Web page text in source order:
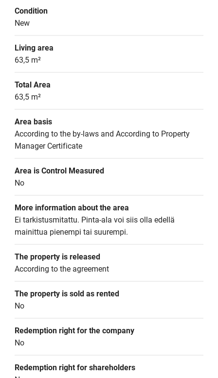
Condition
New
Living area
63,5 m²
Total Area
63,5 m²
Area basis
According to the by-laws and According to Property
Manager Certificate
Area is Control Measured
No
More information about the area
Ei tarkistusmitattu. Pinta-ala voi siis olla edellä
mainittua pienempi tai suurempi.
The property is released
According to the agreement
The property is sold as rented
No
Redemption right for the company
No
Redemption right for shareholders